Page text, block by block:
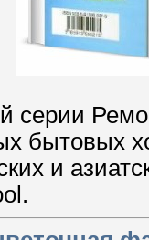
серии
бытовых
и